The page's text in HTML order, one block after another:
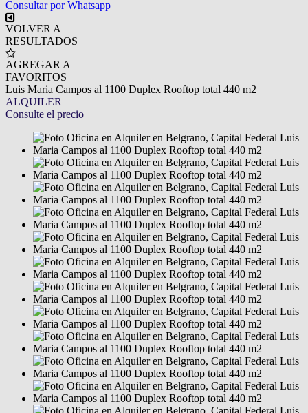
Consultar por Whatsapp
VOLVER A
RESULTADOS
AGREGAR A
FAVORITOS
Luis Maria Campos al 1100 Duplex Rooftop total 440 m2
ALQUILER
Consulte el precio